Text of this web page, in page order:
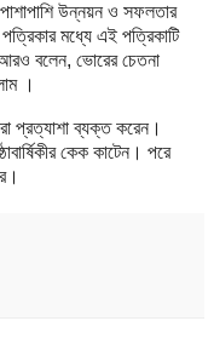
উন্নয়ন ও সফলতার
মধ্যে এই পত্রিকাটি
বলেন, ভোরের চেতনা
।
প্রত্যাশা ব্যক্ত করেন।
কেক কাটেন। পরে